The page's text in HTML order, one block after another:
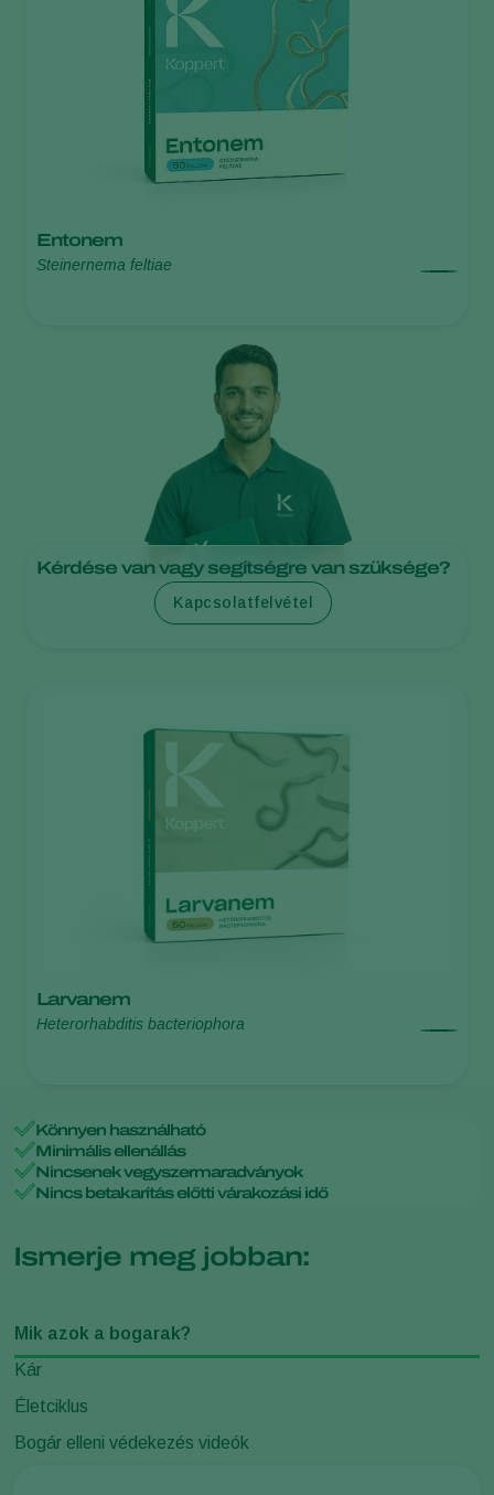
Entonem
Steinernema feltiae
Larvanem
Heterorhabditis bacteriophora
Kérdése van vagy segítségre van szüksége?
Kapcsolatfelvétel
Könnyen használható
Minimális ellenállás
Nincsenek vegyszermaradványok
Nincs betakarítás előtti várakozási idő
Ismerje meg jobban:
Mik azok a bogarak?
Kár
Életciklus
Bogár elleni védekezés videók